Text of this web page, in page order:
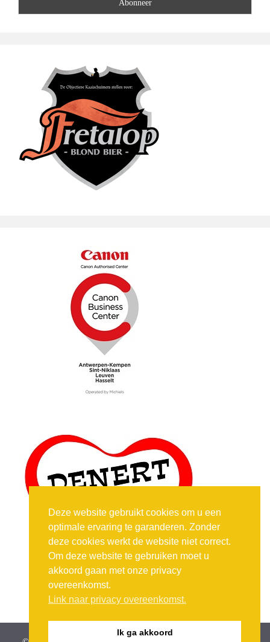
Deze website gebruikt cookies om u een
optimale ervaring te garanderen. Zonder
deze cookies werkt de website niet correct.
Om deze website te gebruiken moet u
akkoord gaan met onze privacy
overeenkomst.
Link naar privacy overeenkomst.
Ik ga akkoord